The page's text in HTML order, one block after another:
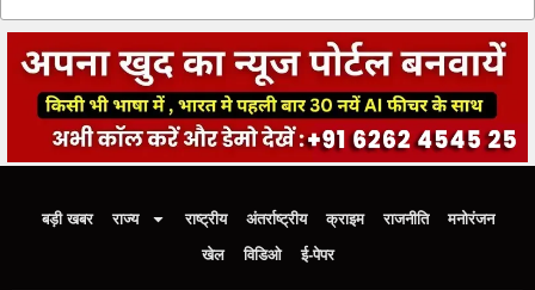
बड़ी खबर राज्य राष्ट्रीय अंतर्राष्ट्रीय क्राइम राजनीति
मनोरंजन
खेल
विडिओ ई-पेपर